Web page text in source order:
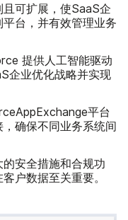
且可扩展，使SaaS企
台，并有效管理业务
提供人工智能驱动
企业优化战略并实现
平台
确保不同业务系统间
的安全措施和合规功
户数据至关重要。